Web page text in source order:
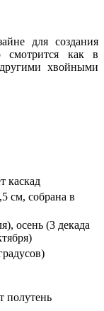
для создания
смотрится как в
хвойными
каскад
см, собрана в
осень (3 декада
полутень